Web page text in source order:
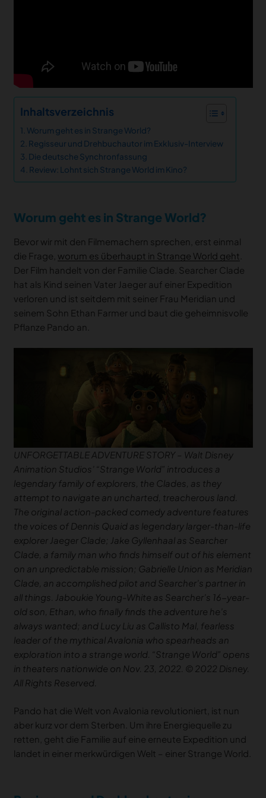
Inhaltsverzeichnis
Worum geht es in Strange World?
Regisseur und Drehbuchautor im Exklusiv-Interview
Die deutsche Synchronfassung
Review: Lohnt sich Strange World im Kino?
Worum geht es in Strange World?
Bevor wir mit den Filmemachern sprechen, erst einmal
die Frage, worum es überhaupt in Strange World geht
Der Film handelt von der Familie Clade. Searcher Clade
hat als Kind seinen Vater Jaeger auf einer Expedition
verloren und ist seitdem mit seiner Frau Meridian und
seinem Sohn Ethan Farmer und baut die geheimnisvolle
Pflanze Pando an.
UNFORGETTABLE ADVENTURE STORY – Walt Disney
Animation Studios’ “Strange World” introduces a
legendary family of explorers, the Clades, as they
attempt to navigate an uncharted, treacherous land.
The original action-packed comedy adventure features
the voices of Dennis Quaid as legendary larger-than-life
explorer Jaeger Clade; Jake Gyllenhaal as Searcher
Clade, a family man who finds himself out of his element
on an unpredictable mission; Gabrielle Union as Meridian
Clade, an accomplished pilot and Searcher’s partner in
all things. Jaboukie Young-White as Searcher’s 16-year-
old son, Ethan, who finally finds the adventure he’s
always wanted; and Lucy Liu as Callisto Mal, fearless
leader of the mythical Avalonia who spearheads an
exploration into a strange world. “Strange World” opens
in theaters nationwide on Nov. 23, 2022. © 2022 Disney.
All Rights Reserved.
Pando hat die Welt von Avalonia revolutioniert, ist nun
aber kurz vor dem Sterben. Um ihre Energiequelle zu
retten, geht die Familie auf eine erneute Expedition und
landet in einer merkwürdigen Welt – einer Strange World.